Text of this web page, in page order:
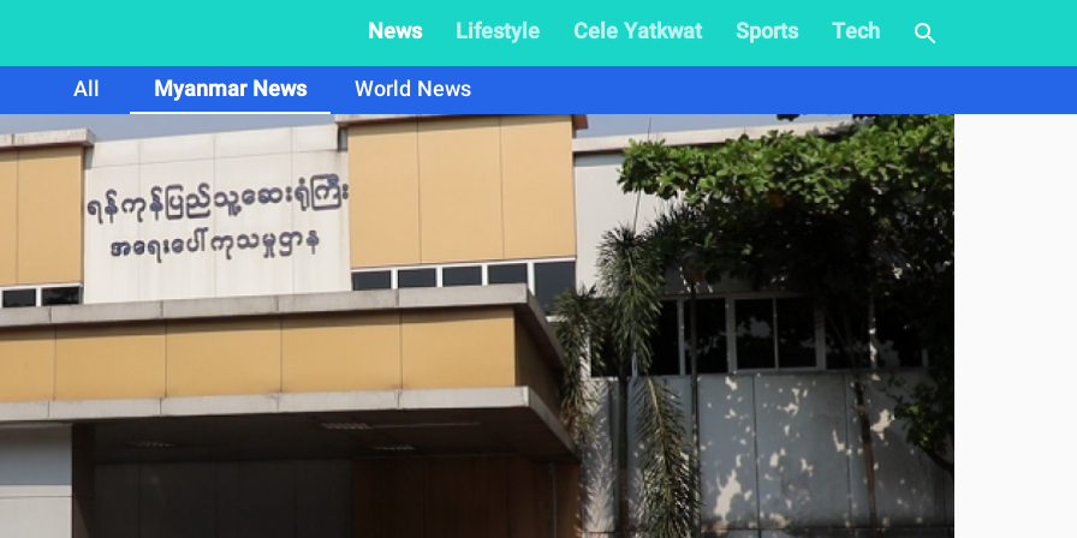
News Lifestyle Cele Yatkwat Sports
Tech
All
Myanmar News World News